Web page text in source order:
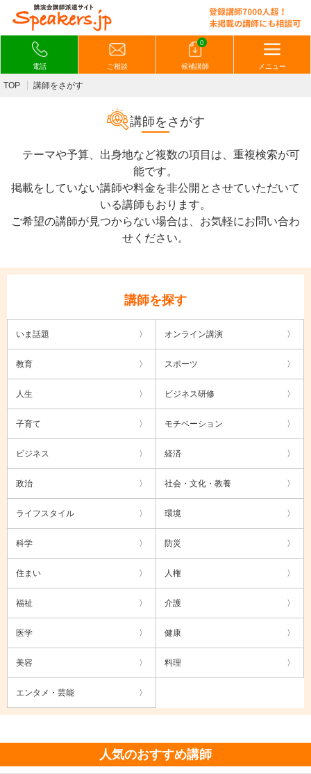
電話 ご相談
0
候補講師 メニュー
TOP 講師をさがす
講師をさがす
テーマや予算、出身地など複数の項目は、重複検索が可
能です。
掲載をしていない講師や料金を非公開とさせていただいて
いる講師もおります。
ご希望の講師が見つからない場合は、お気軽にお問い合わ
せください。
講師を探す
いま話題 オンライン講演
教育 スポーツ
人生 ビジネス研修
子育て モチベーション
ビジネス 経済
政治 社会・文化・教養
ライフスタイル 環境
科学 防災
住まい 人権
福祉 介護
医学 健康
美容 料理
エンタメ・芸能
人気のおすすめ講師